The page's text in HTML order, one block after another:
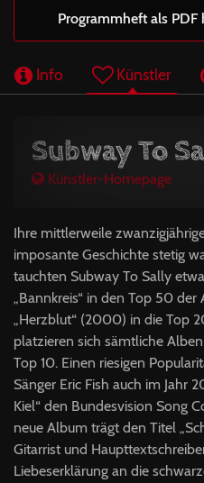
Programmheft als PDF
Info Künstler
Subway To
Künstler-Homepage
Ihre mittlerweile
imposante Geschichte stetig
tauchten Subway To Sally
„Bannkreis“ in den Top 50
„Herzblut“ (2000) in die Top
platzieren sich sämtliche
Top 10. Einen riesigen
Sänger Eric Fish auch im Jahr
Kiel“ den Bundesvision Song
neue Album trägt den Titel
Gitarrist und
Liebeserklärung an die